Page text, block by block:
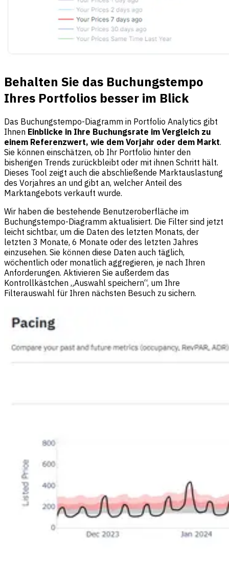
Behalten Sie das Buchungstempo
Ihres Portfolios besser im Blick
Das Buchungstempo-Diagramm in Portfolio Analytics gibt
Ihnen Einblicke in Ihre Buchungsrate im Vergleich zu
einem Referenzwert, wie dem Vorjahr oder dem Markt.
Sie können einschätzen, ob Ihr Portfolio hinter den
bisherigen Trends zurückbleibt oder mit ihnen Schritt hält.
Dieses Tool zeigt auch die abschließende Marktauslastung
des Vorjahres an und gibt an, welcher Anteil des
Marktangebots verkauft wurde.
Wir haben die bestehende Benutzeroberfläche im
Buchungstempo-Diagramm aktualisiert. Die Filter sind jetzt
leicht sichtbar, um die Daten des letzten Monats, der
letzten 3 Monate, 6 Monate oder des letzten Jahres
einzusehen. Sie können diese Daten auch täglich,
wöchentlich oder monatlich aggregieren, je nach Ihren
Anforderungen. Aktivieren Sie außerdem das
Kontrollkästchen „Auswahl speichern“, um Ihre
Filterauswahl für Ihren nächsten Besuch zu sichern.